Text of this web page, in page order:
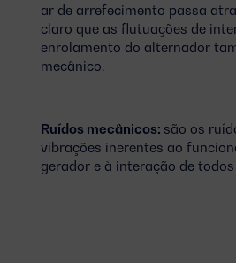
ar de arrefecimento passa
claro que as flutuações de
enrolamento do alternador
mecânico.
Ruídos mecânicos: são os
vibrações inerentes ao
gerador e à interação de